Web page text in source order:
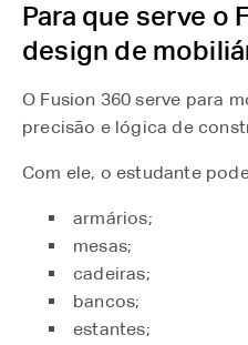
Para que serve o
design de
O Fusion 360 serve para
precisão e lógica de
Com ele, o estudante
armários;
mesas;
cadeiras;
bancos;
estantes;